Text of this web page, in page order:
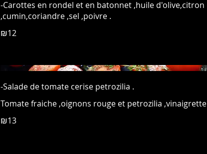
-Carottes en rondel et en batonnet ,huile d'olive,citron
,cumin,coriandre ,sel ,poivre .
₪12
-Salade de tomate cerise petrozilia .
Tomate fraiche ,oignons rouge et petrozilia ,vinaigrette
₪13